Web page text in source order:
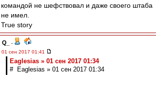
командой не шефствовал и даже своего штаба
не имел.
True story
Q_
-
01 сен 2017 01:41
Eaglesias » 01 сен 2017 01:34
# Eaglesias » 01 сен 2017 01:34